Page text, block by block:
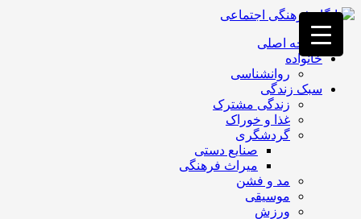
فصد
خون
غرب
تهران
خشکشویی
تصفیه
صفحه اصلی
خانواده
روانشناسی
سبک زندگی
زندگی مشترک
غذا و خوراک
گردشگری
صنایع دستی
میراث فرهنگی
مد و فشن
موسیقی
ورزش